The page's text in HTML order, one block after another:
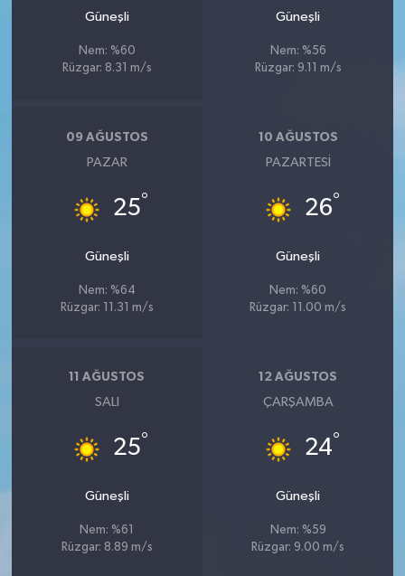
Güneşli
Nem: %60
Rüzgar: 8.31 m/s
Güneşli
Nem: %56
Rüzgar: 9.11 m/s
09 AĞUSTOS
PAZAR
25°
Güneşli
Nem: %64
Rüzgar: 11.31 m/s
10 AĞUSTOS
PAZARTESI
26°
Güneşli
Nem: %60
Rüzgar: 11.00 m/s
11 AĞUSTOS
SALI
25°
Güneşli
Nem: %61
Rüzgar: 8.89 m/s
12 AĞUSTOS
ÇARŞAMBA
24°
Güneşli
Nem: %59
Rüzgar: 9.00 m/s